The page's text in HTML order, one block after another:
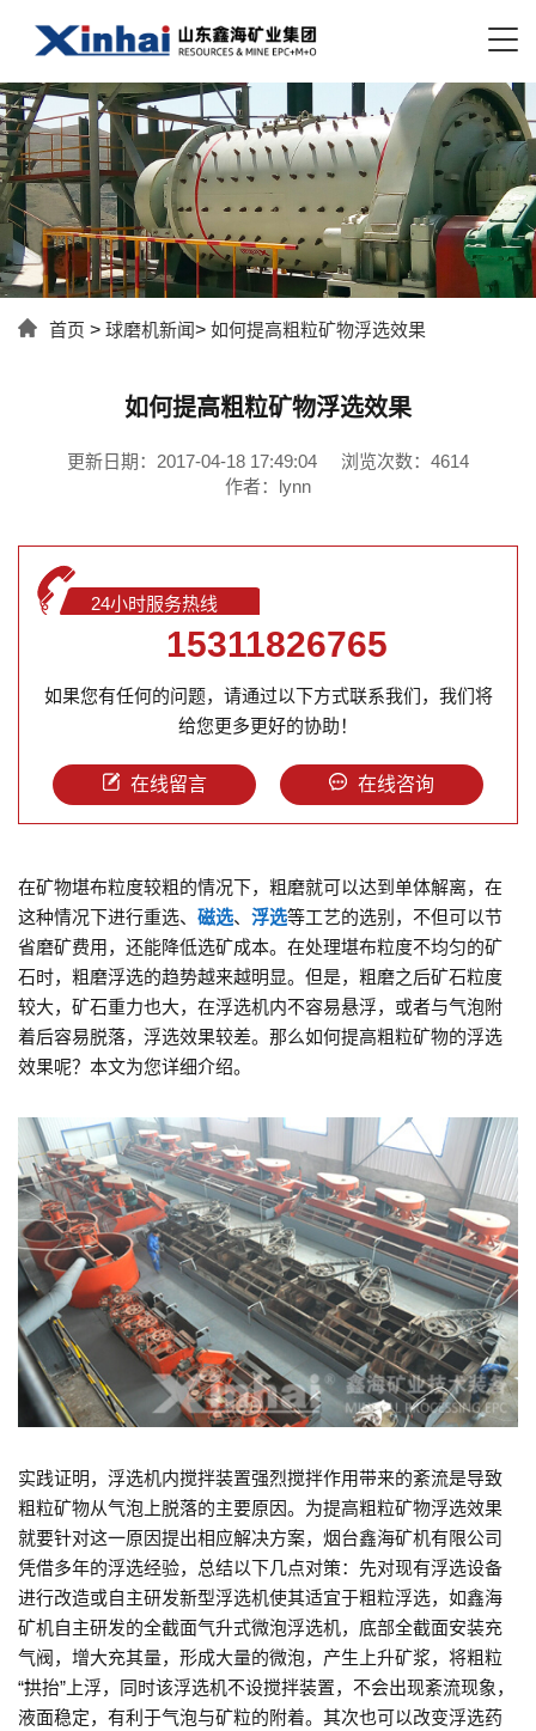
首页 > 球磨机新闻> 如何提高粗粒矿物浮选效果
如何提高粗粒矿物浮选效果
更新日期：2017-04-18 17:49:04
浏览次数：4614
作者：lynn
24小时服务热线
15311826765
如果您有任何的问题，请通过以下方式联系我们，我们将
给您更多更好的协助！
在线留言 在线咨询
在矿物堪布粒度较粗的情况下，粗磨就可以达到单体解离，在
这种情况下进行重选、 磁选、 浮选等工艺的选别，不但可以节
省磨矿费用，还能降低选矿成本。在处理堪布粒度不均匀的矿
石时，粗磨浮选的趋势越来越明显。但是，粗磨之后矿石粒度
较大，矿石重力也大，在浮选机内不容易悬浮，或者与气泡附
着后容易脱落，浮选效果较差。那么如何提高粗粒矿物的浮选
效果呢？本文为您详细介绍。
实践证明，浮选机内搅拌装置强烈搅拌作用带来的紊流是导致
粗粒矿物从气泡上脱落的主要原因。为提高粗粒矿物浮选效果
就要针对这一原因提出相应解决方案，烟台鑫海矿机有限公司
凭借多年的浮选经验，总结以下几点对策：先对现有浮选设备
进行改造或自主研发新型浮选机使其适宜于粗粒浮选，如鑫海
矿机自主研发的全截面气升式微泡浮选机，底部全截面安装充
气阀，增大充其量，形成大量的微泡，产生上升矿浆，将粗粒
“拱抬”上浮，同时该浮选机不设搅拌装置，不会出现紊流现象，
液面稳定，有利于气泡与矿粒的附着。其次也可以改变浮选药